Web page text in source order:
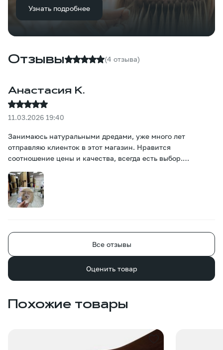
Узнать подробнее
Отзывы (4 отзыва)
Анастасия К.
11.03.2026 19:40
Занимаюсь натуральными дредами, уже много лет
отправляю клиенток в этот магазин. Нравится
соотношение цены и качества, всегда есть выбор.
Все отзывы
Оценить товар
Похожие товары